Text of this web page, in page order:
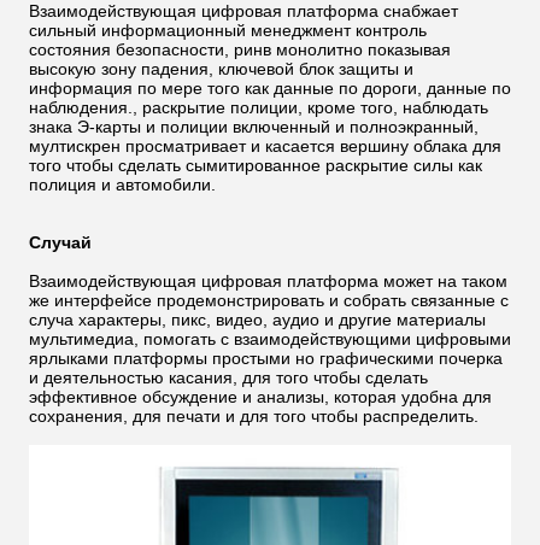
Взаимодействующая цифровая платформа снабжает
сильный информационный менеджмент контроль
состояния безопасности, ринв монолитно показывая
высокую зону падения, ключевой блок защиты и
информация по мере того как данные по дороги, данные по
наблюдения., раскрытие полиции, кроме того, наблюдать
знака Э-карты и полиции включенный и полноэкранный,
мултискрен просматривает и касается вершину облака для
того чтобы сделать сымитированное раскрытие силы как
полиция и автомобили.
Случай
Взаимодействующая цифровая платформа может на таком
же интерфейсе продемонстрировать и собрать связанные с
случа характеры, пикс, видео, аудио и другие материалы
мультимедиа, помогать с взаимодействующими цифровыми
ярлыками платформы простыми но графическими почерка
и деятельностью касания, для того чтобы сделать
эффективное обсуждение и анализы, которая удобна для
сохранения, для печати и для того чтобы распределить.